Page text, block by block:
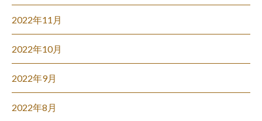
2022年11月
2022年10月
2022年9月
2022年8月